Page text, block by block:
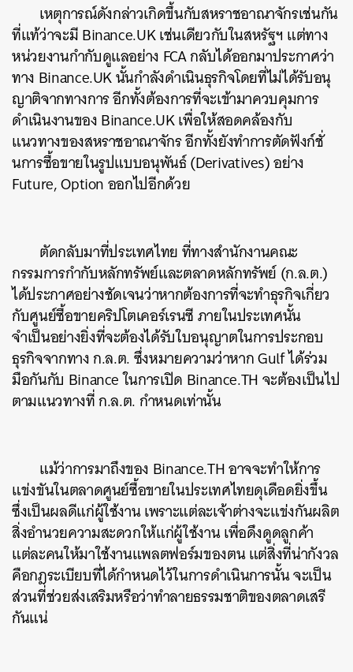
เหตุการณ์ดังกล่าวเกิดขึ้นกับสหราชอาณาจักรเช่นกัน
ที่แท้ว่าจะมี Binance.UK เช่นเดียวกับในสหรัฐฯ แต่ทาง
หน่วยงานกำกับดูแลอย่าง FCA กลับได้ออกมาประกาศว่า
ทาง Binance.UK นั้นกำลังดำเนินธุรกิจโดยที่ไม่ได้รับอนุ
ญาติจากทางการ อีกทั้งต้องการที่จะเข้ามาควบคุมการ
ดำเนินงานของ Binance.UK เพื่อให้สอดคล้องกับ
แนวทางของสหราชอาณาจักร อีกทั้งยังทำการตัดฟังก์ชั่
นการซื้อขายในรูปแบบอนุพันธ์ (Derivatives) อย่าง
Future, Option ออกไปอีกด้วย
ตัดกลับมาที่ประเทศไทย ที่ทางสำนักงานคณะ
กรรมการกำกับหลักทรัพย์และตลาดหลักทรัพย์ (ก.ล.ต.)
ได้ประกาศอย่างชัดเจนว่าหากต้องการที่จะทำธุรกิจเกี่ยว
กับศูนย์ซื้อขายคริปโตเคอร์เรนซี ภายในประเทศนั้น
จำเป็นอย่างยิ่งที่จะต้องได้รับใบอนุญาตในการประกอบ
ธุรกิจจากทาง ก.ล.ต. ซึ่งหมายความว่าหาก Gulf ได้ร่วม
มือกันกับ Binance ในการเปิด Binance.TH จะต้องเป็นไป
ตามแนวทางที่ ก.ล.ต. กำหนดเท่านั้น
แม้ว่าการมาถึงของ Binance.TH อาจจะทำให้การ
แข่งขันในตลาดศูนย์ซื้อขายในประเทศไทยดุเดือดยิ่งขึ้น
ซึ่งเป็นผลดีแก่ผู้ใช้งาน เพราะแต่ละเจ้าต่างจะแข่งกันผลิต
สิ่งอำนวยความสะดวกให้แก่ผู้ใช้งาน เพื่อดึงดูดลูกค้า
แต่ละคนให้มาใช้งานแพลตฟอร์มของตน แต่สิ่งที่น่ากังวล
คือกฎระเบียบที่ได้กำหนดไว้ในการดำเนินการนั้น จะเป็น
ส่วนที่ช่วยส่งเสริมหรือว่าทำลายธรรมชาติของตลาดเสรี
กันแน่